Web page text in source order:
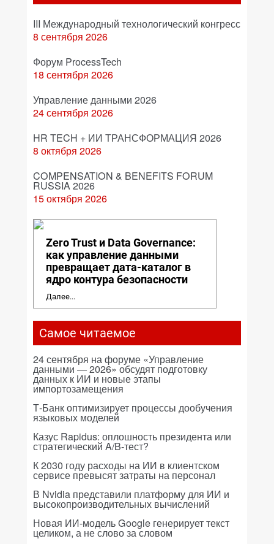
III Международный технологический конгресс
8 сентября 2026
Форум ProcessTech
18 сентября 2026
Управление данными 2026
24 сентября 2026
HR TECH + ИИ ТРАНСФОРМАЦИЯ 2026
8 октября 2026
COMPENSATION & BENEFITS FORUM
RUSSIA 2026
15 октября 2026
Zero Trust и Data Governance:
как управление данными
превращает дата-каталог в
ядро контура безопасности
Далее...
Самое читаемое
24 сентября на форуме «Управление
данными — 2026» обсудят подготовку
данных к ИИ и новые этапы
импортозамещения
Т-Банк оптимизирует процессы дообучения
языковых моделей
Казус Rapidus: оплошность президента или
стратегический A/B-тест?
К 2030 году расходы на ИИ в клиентском
сервисе превысят затраты на персонал
В Nvidia представили платформу для ИИ и
высокопроизводительных вычислений
Новая ИИ-модель Google генерирует текст
целиком, а не слово за словом